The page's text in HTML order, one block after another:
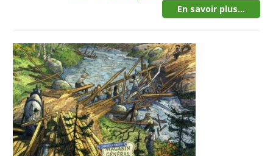
En savoir plus...